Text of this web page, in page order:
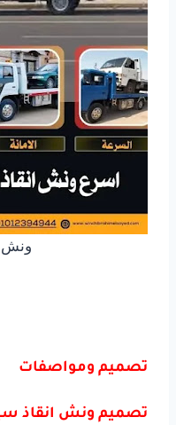
ونش
تصميم ومواصفات
تصميم ونش انقاذ